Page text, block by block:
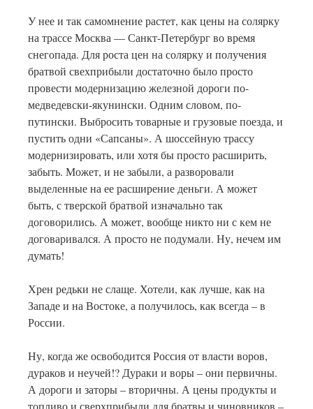
У нее и так самомнение растет, как цены на солярку
на трассе Москва — Санкт-Петербург во время
снегопада. Для роста цен на солярку и получения
братвой свехприбыли достаточно было просто
провести модернизацию железной дороги по-
медведевски-якунински. Одним словом, по-
путински. Выбросить товарные и грузовые поезда, и
пустить одни «Сапсаны». А шоссейную трассу
модернизировать, или хотя бы просто расширить,
забыть. Может, и не забыли, а разворовали
выделенные на ее расширение деньги. А может
быть, с тверской братвой изначально так
договорились. А может, вообще никто ни с кем не
договаривался. А просто не подумали. Ну, нечем им
думать!
Хрен редьки не слаще. Хотели, как лучше, как на
Западе и на Востоке, а получилось, как всегда – в
России.
Ну, когда же освободится Россия от власти воров,
дураков и неучей!? Дураки и воры – они первичны.
А дороги и заторы – вторичны. А цены продукты и
топливо и сверхприбыли для братвы и чиновников –